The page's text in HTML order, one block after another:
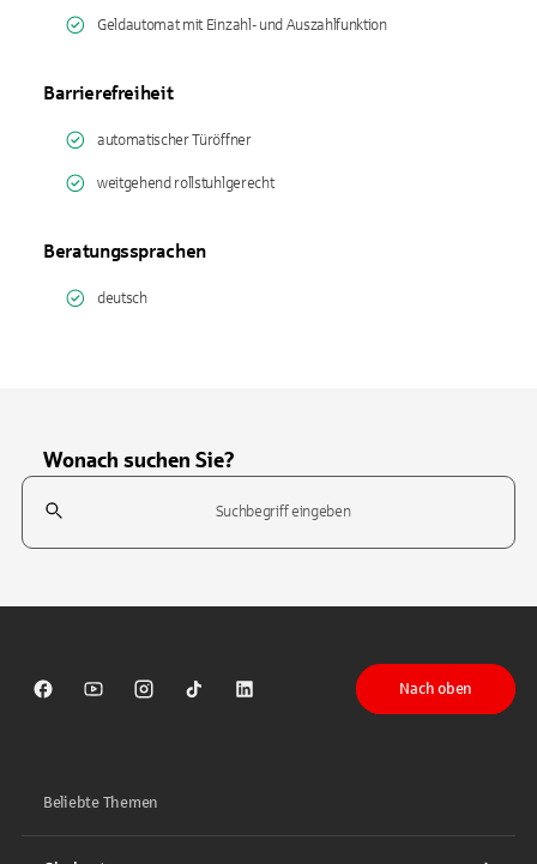
Geldautomat mit Einzahl- und Auszahlfunktion
Barrierefreiheit
automatischer Türöffner
weitgehend rollstuhlgerecht
Beratungssprachen
deutsch
Wonach suchen Sie?
Suchfeld
Sparkasse auf Facebook
Sparkasse auf Youtube
Sparkasse auf Instagram
Sparkasse auf TikTok
Sparkasse auf LinkedIn
Nach oben
Beliebte Themen